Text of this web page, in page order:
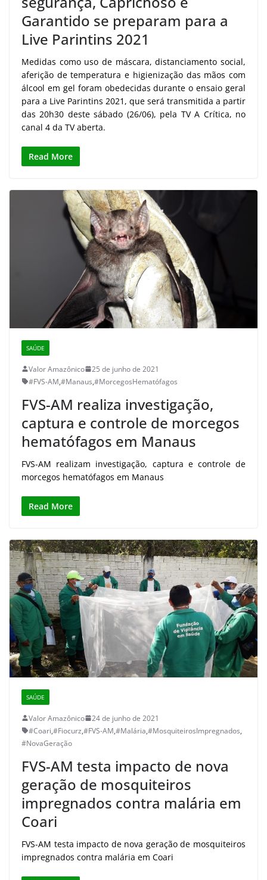
Garantido se preparam para a
Live Parintins 2021
Medidas como uso de máscara, distanciamento social,
aferição de temperatura e higienização das mãos com
álcool em gel foram obedecidas durante o ensaio geral
para a Live Parintins 2021, que será transmitida a partir
das 20h30 deste sábado (26/06), pela TV A Crítica, no
canal 4 da TV aberta.
Read More
SAÚDE
Valor Amazônico
25 de junho de 2021
#FVS-AM,#Manaus,#MorcegosHematófagos
FVS-AM realiza investigação,
captura e controle de morcegos
hematófagos em Manaus
FVS-AM realizam investigação, captura e controle de
morcegos hematófagos em Manaus
Read More
SAÚDE
Valor Amazônico
24 de junho de 2021
#Coari,#Fiocurz,#FVS-AM,#Malária,#MosquiteirosImpregnados,
#NovaGeração
FVS-AM testa impacto de nova
geração de mosquiteiros
impregnados contra malária em
Coari
FVS-AM testa impacto de nova geração de mosquiteiros
impregnados contra malária em Coari